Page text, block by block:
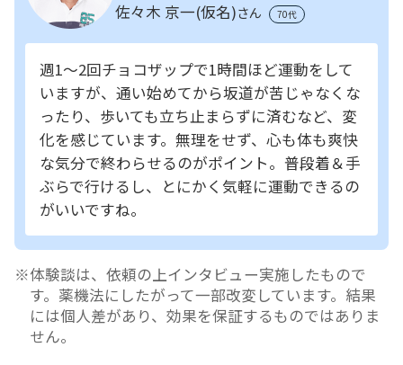
佐々木 京一(仮名)さん 70代
週1～2回チョコザップで1時間ほど運動をして
いますが、通い始めてから坂道が苦じゃなくな
ったり、歩いても立ち止まらずに済むなど、変
化を感じています。無理をせず、心も体も爽快
な気分で終わらせるのがポイント。普段着＆手
ぶらで行けるし、とにかく気軽に運動できるの
がいいですね。
体験談は、依頼の上インタビュー実施したもので
す。薬機法にしたがって一部改変しています。結果
には個人差があり、効果を保証するものではありま
せん。